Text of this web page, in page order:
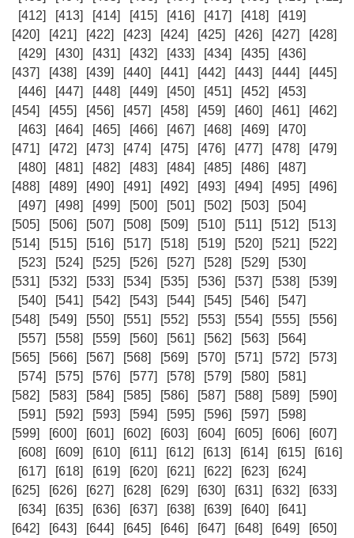
[412]
[413] [414] [415] [416] [417] [418]
[419]
[420]
[421] [422] [423] [424] [425] [426] [427]
[428]
[429]
[430] [431] [432] [433] [434] [435]
[436]
[437]
[438] [439] [440] [441] [442] [443] [444]
[445]
[446]
[447] [448] [449] [450] [451] [452]
[453]
[454]
[455] [456] [457] [458] [459] [460] [461]
[462]
[463]
[464] [465] [466] [467] [468] [469]
[470]
[471]
[472] [473] [474] [475] [476] [477] [478]
[479]
[480]
[481] [482] [483] [484] [485] [486]
[487]
[488]
[489] [490] [491] [492] [493] [494] [495]
[496]
[497]
[498] [499] [500] [501] [502] [503]
[504]
[505]
[506] [507] [508] [509] [510] [511] [512]
[513]
[514]
[515] [516] [517] [518] [519] [520] [521]
[522]
[523]
[524] [525] [526] [527] [528] [529]
[530]
[531]
[532] [533] [534] [535] [536] [537] [538]
[539]
[540]
[541] [542] [543] [544] [545] [546]
[547]
[548]
[549] [550] [551] [552] [553] [554] [555]
[556]
[557]
[558] [559] [560] [561] [562] [563]
[564]
[565]
[566] [567] [568] [569] [570] [571] [572]
[573]
[574]
[575] [576] [577] [578] [579] [580]
[581]
[582]
[583] [584] [585] [586] [587] [588] [589]
[590]
[591]
[592] [593] [594] [595] [596] [597]
[598]
[599]
[600] [601] [602] [603] [604] [605] [606]
[607]
[608]
[609] [610] [611] [612] [613] [614] [615]
[616]
[617]
[618] [619] [620] [621] [622] [623]
[624]
[625]
[626] [627] [628] [629] [630] [631] [632]
[633]
[634]
[635] [636] [637] [638] [639] [640]
[641]
[642]
[643] [644] [645] [646] [647] [648] [649]
[650]